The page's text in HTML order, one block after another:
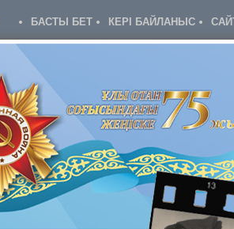
БАСТЫ БЕТ КЕРІ БАЙЛАНЫС